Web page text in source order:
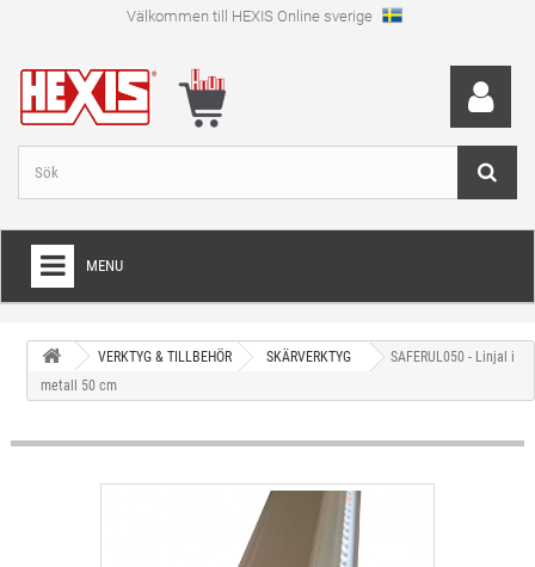
Välkommen till HEXIS Online sverige
MENU
WRAPFOLIE
VERKTYG & TILLBEHÖR SKÄRVERKTYG
SAFERUL050 - Linjal i
metall 50 cm